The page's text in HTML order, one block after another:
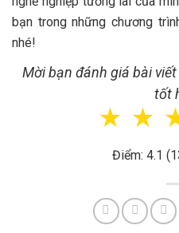
bạn trong những chương
nhé!
Mời bạn đánh giá bài
tốt
☆
☆
Điểm: 4.1